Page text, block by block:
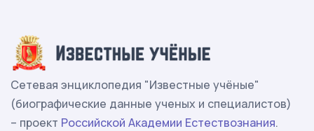
Сетевая энциклопедия "Известные учёные"
(биографические данные ученых и специалистов)
– проект Российской Академии Естествознания.